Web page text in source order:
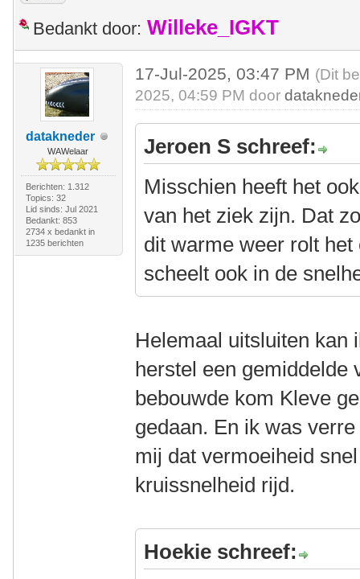
Bedankt door: Willeke_IGKT
datakneder
WAWelaar
Berichten: 1.312
Topics: 32
Lid sinds: Jul 2021
Bedankt: 853
2734 x bedankt in
1235 berichten
17-Jul-2025, 03:47 PM (Dit
2025, 04:59 PM door
Jeroen S schreef:
Misschien heeft het
van het ziek zijn. Dat
dit warme weer rolt
scheelt ook in de
Helemaal uitsluiten kan
herstel een gemiddelde
bebouwde kom Kleve
gedaan. En ik was
mij dat vermoeiheid
kruissnelheid rijd.
Hoekie schreef: